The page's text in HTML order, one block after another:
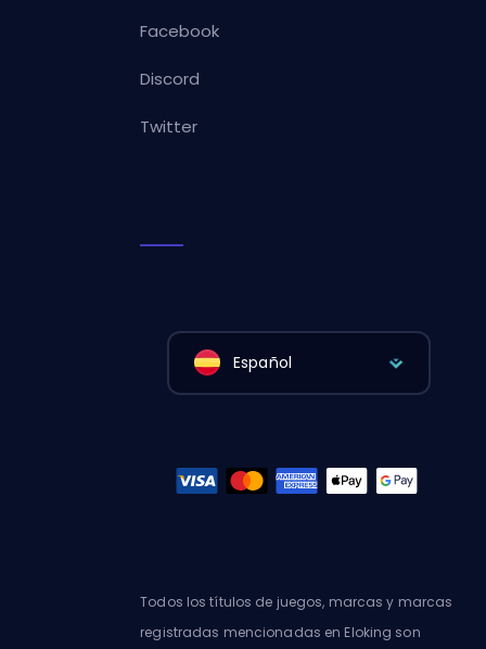
Facebook
Discord
Twitter
Español
Todos los títulos de juegos, marcas y marcas
registradas mencionadas en Eloking son